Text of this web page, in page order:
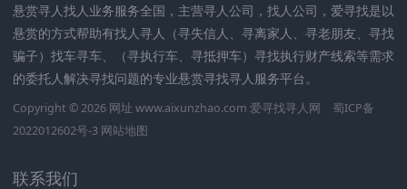
悬赏寻人找人业务服务全国，主营寻人公司，找人公司，爱寻找是以
悬赏的方式帮助有找人寻人（寻失信人、寻离家人、寻老朋友、寻找
骗子）找车寻车、（寻执行车、寻抵押车）寻找执行财产线索等需求
的委托人解决寻找问题的专业悬赏寻找寻人服务平台。
Copyright © 2026 网址 www.aixunzhao.com 爱寻找寻人网
蜀ICP备
2022012602号-3 网站地图
联系我们